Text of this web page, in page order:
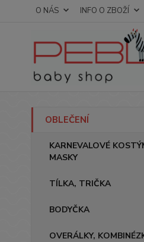
O NÁS INFO O ZBOŽÍ
OBLEČENÍ
KARNEVALOVÉ
MASKY
TÍLKA, TRIČKA
BODYČKA
OVERÁLKY,